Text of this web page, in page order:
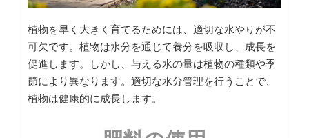
植物を早く大きく育てるためには、適切な水やりが不
可欠です。植物は水分を通じて養分を吸収し、成長を
促進します。しかし、与える水の量は植物の種類や季
節により異なります。適切な水分管理を行うことで、
植物は健康的に成長します。